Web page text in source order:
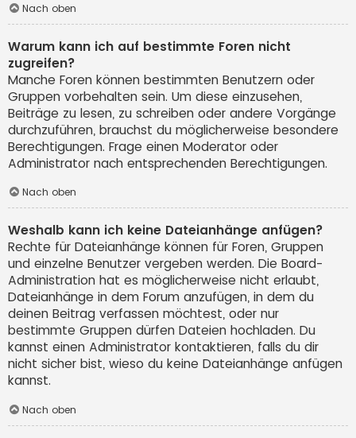
Nach oben
Warum kann ich auf bestimmte Foren nicht
zugreifen?
Manche Foren können bestimmten Benutzern oder
Gruppen vorbehalten sein. Um diese einzusehen,
Beiträge zu lesen, zu schreiben oder andere Vorgänge
durchzuführen, brauchst du möglicherweise besondere
Berechtigungen. Frage einen Moderator oder
Administrator nach entsprechenden Berechtigungen.
Nach oben
Weshalb kann ich keine Dateianhänge anfügen?
Rechte für Dateianhänge können für Foren, Gruppen
und einzelne Benutzer vergeben werden. Die Board-
Administration hat es möglicherweise nicht erlaubt,
Dateianhänge in dem Forum anzufügen, in dem du
deinen Beitrag verfassen möchtest, oder nur
bestimmte Gruppen dürfen Dateien hochladen. Du
kannst einen Administrator kontaktieren, falls du dir
nicht sicher bist, wieso du keine Dateianhänge anfügen
kannst.
Nach oben